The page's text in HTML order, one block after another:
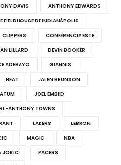
DAVIS
ANTHONY EDWARDS
FIELDHOUSE DE INDIANÁPOLIS
CLIPPERS
CONFERENCIA ESTE
LILLARD
DEVIN BOOKER
ADEBAYO
GIANNIS
HEAT
JALEN BRUNSON
JOEL EMBIID
ANTHONY TOWNS
LAKERS
LEBRON
MAGIC
NBA
JOKIC
PACERS